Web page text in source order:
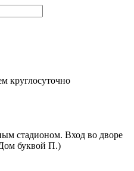
круглосуточно
стадионом. Вход во дворе
буквой П.)